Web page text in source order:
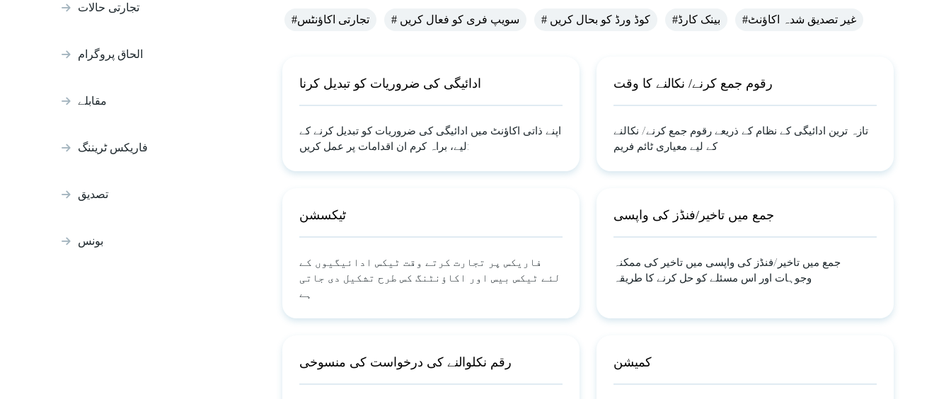
تجارتی حالات
الحاق پروگرام
مقابلے
فاریکس ٹریننگ
تصدیق
بونس
#تجارتی اکاؤنٹس # سویپ فری کو فعال کریں # کوڈ ورڈ کو بحال کریں #بینک کارڈ #غیر تصدیق شدہ اکاؤنٹ
ادائیگی کی ضروریات کو تبدیل کرنا
اپنے ذاتی اکاؤنٹ میں ادائیگی کی ضروریات کو تبدیل کرنے کے
لیے، براہ کرم ان اقدامات پر عمل کریں:
رقوم جمع کرنے/ نکالنے کا وقت
تازہ ترین ادائیگی کے نظام کے ذریعے رقوم جمع کرنے/ نکالنے
کے لیے معیاری ٹائم فریم
ٹیکسشن
فاریکس پر تجارت کرتے وقت ٹیکس ادائیگیوں کے
لئے ٹیکس بیس اور اکاؤنٹنگ کس طرح تشکیل دی جاتی
ہے
جمع میں تاخیر/فنڈز کی واپسی
جمع میں تاخیر/فنڈز کی واپسی میں تاخیر کی ممکنہ
وجوہات اور اس مسئلے کو حل کرنے کا طریقہ
رقم نکلوالنے کی درخواست کی منسوخی کمیشن